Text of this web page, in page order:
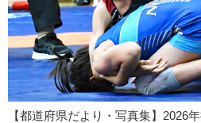
【都道府県だより・写真集】2026